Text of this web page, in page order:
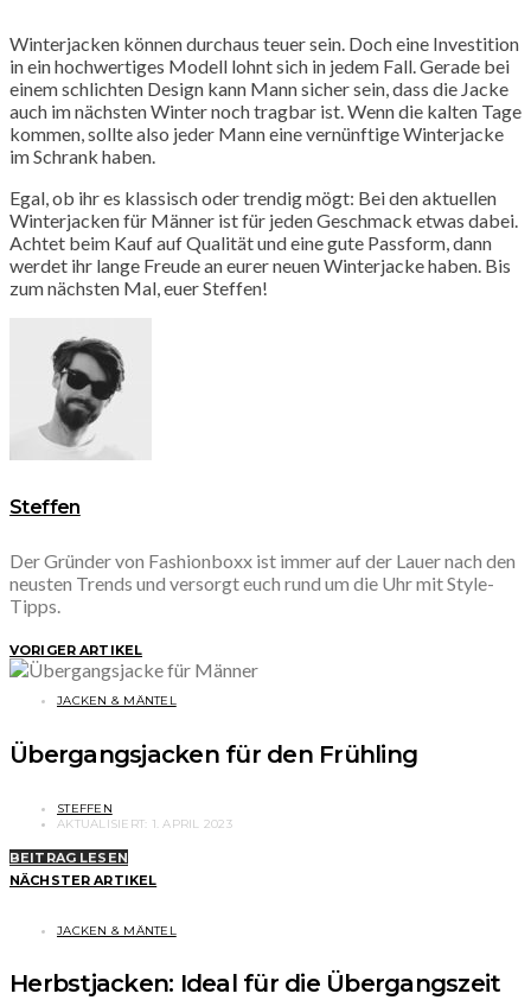
Winterjacken können durchaus teuer sein. Doch eine Investition
in ein hochwertiges Modell lohnt sich in jedem Fall. Gerade bei
einem schlichten Design kann Mann sicher sein, dass die Jacke
auch im nächsten Winter noch tragbar ist. Wenn die kalten Tage
kommen, sollte also jeder Mann eine vernünftige Winterjacke
im Schrank haben.
Egal, ob ihr es klassisch oder trendig mögt: Bei den aktuellen
Winterjacken für Männer ist für jeden Geschmack etwas dabei.
Achtet beim Kauf auf Qualität und eine gute Passform, dann
werdet ihr lange Freude an eurer neuen Winterjacke haben. Bis
zum nächsten Mal, euer Steffen!
Steffen
Der Gründer von Fashionboxx ist immer auf der Lauer nach den
neusten Trends und versorgt euch rund um die Uhr mit Style-
Tipps.
VORIGER ARTIKEL
JACKEN & MÄNTEL
Übergangsjacken für den Frühling
STEFFEN
AKTUALISIERT: 1. APRIL 2023
BEITRAG LESEN
NÄCHSTER ARTIKEL
JACKEN & MÄNTEL
Herbstjacken: Ideal für die Übergangszeit